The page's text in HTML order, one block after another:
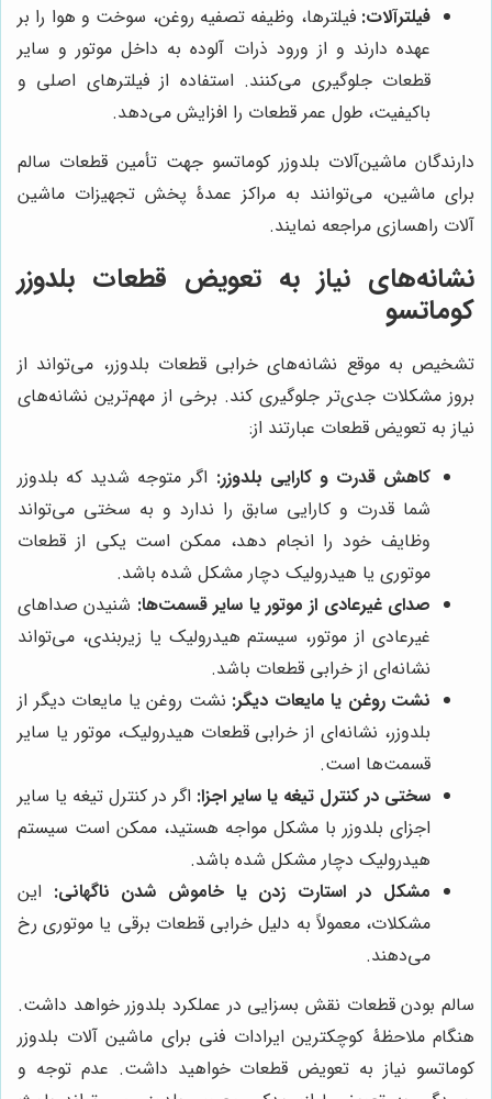
فیلترآلات: فیلترها، وظیفه تصفیه روغن، سوخت و هوا را بر
عهده دارند و از ورود ذرات آلوده به داخل موتور و سایر
قطعات جلوگیری می‌کنند. استفاده از فیلترهای اصلی و
باکیفیت، طول عمر قطعات را افزایش می‌دهد.
دارندگان ماشین‌آلات بلدوزر کوماتسو جهت تأمین قطعات سالم
برای ماشین، می‌توانند به مراکز عمدۀ پخش تجهیزات ماشین
آلات راهسازی مراجعه نمایند.
نشانه‌های نیاز به تعویض قطعات بلدوزر
کوماتسو
تشخیص به موقع نشانه‌های خرابی قطعات بلدوزر، می‌تواند از
بروز مشکلات جدی‌تر جلوگیری کند. برخی از مهم‌ترین نشانه‌های
نیاز به تعویض قطعات عبارتند از:
کاهش قدرت و کارایی بلدوزر: اگر متوجه شدید که بلدوزر
شما قدرت و کارایی سابق را ندارد و به سختی می‌تواند
وظایف خود را انجام دهد، ممکن است یکی از قطعات
موتوری یا هیدرولیک دچار مشکل شده باشد.
صدای غیرعادی از موتور یا سایر قسمت‌ها: شنیدن صداهای
غیرعادی از موتور، سیستم هیدرولیک یا زیربندی، می‌تواند
نشانه‌ای از خرابی قطعات باشد.
نشت روغن یا مایعات دیگر: نشت روغن یا مایعات دیگر از
بلدوزر، نشانه‌ای از خرابی قطعات هیدرولیک، موتور یا سایر
قسمت‌ها است.
سختی در کنترل تیغه یا سایر اجزا: اگر در کنترل تیغه یا سایر
اجزای بلدوزر با مشکل مواجه هستید، ممکن است سیستم
هیدرولیک دچار مشکل شده باشد.
مشکل در استارت زدن یا خاموش شدن ناگهانی: این
مشکلات، معمولاً به دلیل خرابی قطعات برقی یا موتوری رخ
می‌دهند.
سالم بودن قطعات نقش بسزایی در عملکرد بلدوزر خواهد داشت.
هنگام ملاحظۀ کوچکترین ایرادات فنی برای ماشین آلات بلدوزر
کوماتسو نیاز به تعویض قطعات خواهید داشت. عدم توجه و